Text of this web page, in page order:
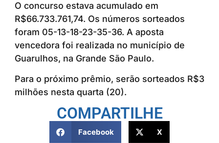
O concurso estava acumulado em
R$66.733.761,74. Os números sorteados
foram 05-13-18-23-35-36. A aposta
vencedora foi realizada no município de
Guarulhos, na Grande São Paulo.
Para o próximo prêmio, serão sorteados R$3
milhões nesta quarta (20).
COMPARTILHE
Facebook X